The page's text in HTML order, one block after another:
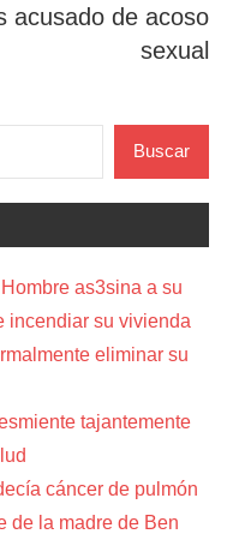
acusado de acoso
sexual
Buscar
as3sina a su
incendiar su vivienda
eliminar su
tajantemente
cáncer de pulmón
de la madre de Ben